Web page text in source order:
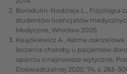
Borodulin-Nadzieja L., Fizjologia
studentów licencjatów
Medyczne, Wrocław 2005.
Książkiewicz A., Astma
leczenia choroby u pacjentów
oparciu o najnowsze wytyczne,
Doświadczalnej 2020; 74, s.